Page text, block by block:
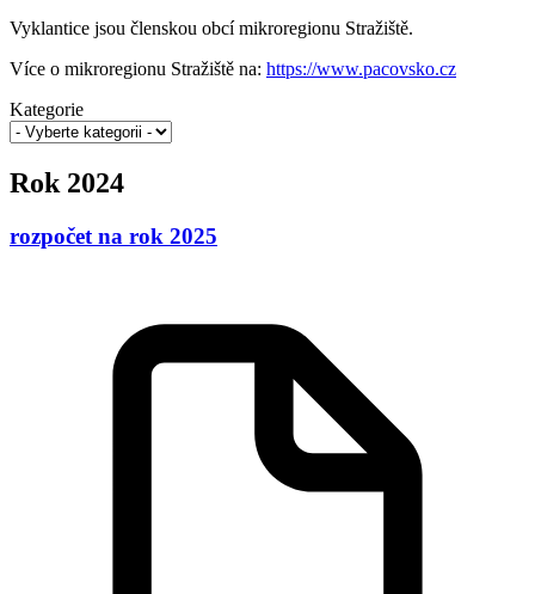
Vyklantice jsou členskou obcí mikroregionu Stražiště.
Více o mikroregionu Stražiště na: https://www.pacovsko.cz
Kategorie
Rok 2024
rozpočet na rok 2025